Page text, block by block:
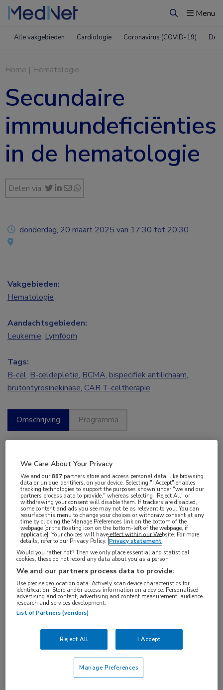
ZoekenMenu
Alle vakgebieden Cardiologie Coronavirus (COVID-19)
Home | Hematologie
Secundaire
immuundeficiënties
in de hematologie
Delen via:
Omschrijving Programma
Deze bijeenkomst heeft reeds
plaatsgevonden.
Met de introductie van innovatieve
behandelmethoden zoals CAR-T-celtherapie en
bi-specifieke antilichamen, zien we een
verbetering in de prognose van patiënten. De
diepte van respons en depletie neemt toe, maar
dit brengt ook nieuwe uitdagingen met zich mee.
Wat zijn de gevolgen van langdurige B-cel of
plasmaceldepletie? Welke infecties kunnen
optreden? En welke voorzorgsmaatregelen zijn
donderdag, 20 maart 2025 van 17:30 tot 20:30
Vakgebieden:
Hematologie
Aandachtsgebieden:
Leukemie, Lymfoom
Tags:
B-cel, B-celdepletie, BCMA, bispecifiek antilichaam,
brutontyrosinekinase, CAR T-celtherapie
We Care About Your Privacy
We and our887 partners store and access personal data, like browsing
data or unique identifiers, on your device. Selecting "I Accept" enables
tracking technologies to support the purposes shown under "we and our
partners process data to provide," whereas selecting "Reject All" or
withdrawing your consent will disable them. If trackers are disabled,
some content and ads you see may not be as relevant to you. You can
resurface this menu to change your choices or withdraw consent at any
time by clicking the Manage Preferences link on the bottom of the
webpage [or the floating icon on the bottom-left of the webpage, if
applicable]. Your choices will have effect within our Website. For more
details, refer to our Privacy Policy. Privacy statement
Would you rather not? Then we only place essential and statistical
cookies, these do not record any data about you as a person
We and our partners process data to provide:
Use precise geolocation data. Actively scan device characteristics for
identification. Store and/or access information on a device. Personalised
advertising and content, advertising and content measurement, audience
research and services development.
List of Partners (vendors)
Reject All I Accept
Manage Preferences